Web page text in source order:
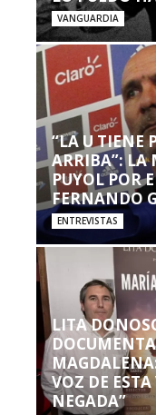
VANGUARDIA
“LA U TIENE
ARRIBA”: LA
PUYOL POR
FERNANDO
ENTREVISTAS
LITA
VOZ DE
NEGADA”